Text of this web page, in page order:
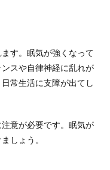
ます。眠気が強くなって
スや自律神経に乱れが
常生活に支障が出てし
意が必要です。眠気が
しょう。